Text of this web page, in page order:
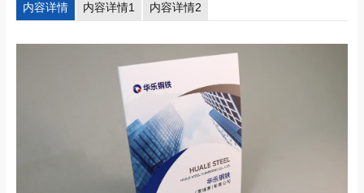
内容详情 内容详情1 内容详情2